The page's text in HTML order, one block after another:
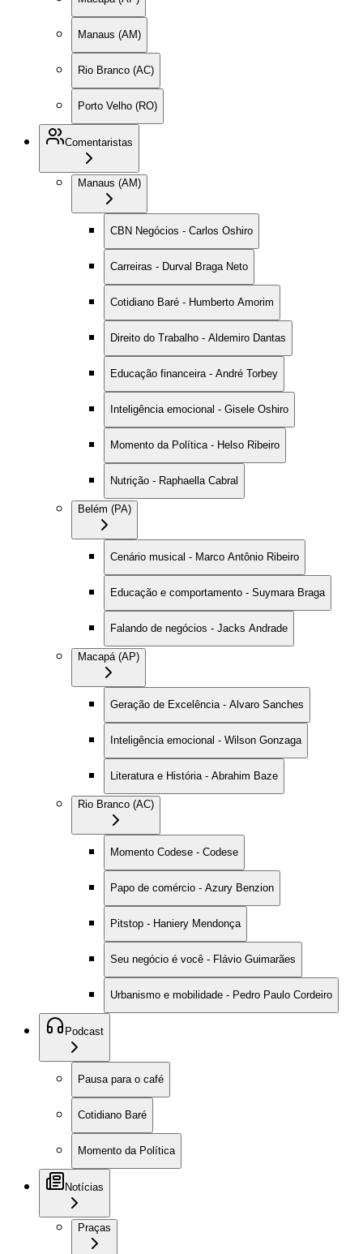
Manaus (AM)
Rio Branco (AC)
Porto Velho (RO)
Comentaristas
Manaus (AM)
CBN Negócios - Carlos Oshiro
Carreiras - Durval Braga Neto
Cotidiano Baré - Humberto Amorim
Direito do Trabalho - Aldemiro Dantas
Educação financeira - André Torbey
Inteligência emocional - Gisele Oshiro
Momento da Política - Helso Ribeiro
Nutrição - Raphaella Cabral
Belém (PA)
Cenário musical - Marco Antônio Ribeiro
Educação e comportamento - Suymara Braga
Falando de negócios - Jacks Andrade
Macapá (AP)
Geração de Excelência - Alvaro Sanches
Inteligência emocional - Wilson Gonzaga
Literatura e História - Abrahim Baze
Rio Branco (AC)
Momento Codese - Codese
Papo de comércio - Azury Benzion
Pitstop - Haniery Mendonça
Seu negócio é você - Flávio Guimarães
Urbanismo e mobilidade - Pedro Paulo Cordeiro
Podcast
Pausa para o café
Cotidiano Baré
Momento da Política
Notícias
Praças